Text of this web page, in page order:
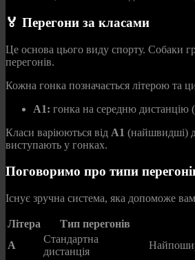
🏅 Перегони за класами
Це основа цього виду спорту. Собаки
перегонів.
Кожна гонка позначається літерою та
A1: гонка на середню дистанцію
Класи варіюються від A1 (найшвидші)
виступають у гонках.
Поговоримо про типи
Існує зручна система, яка допоможе
Літера Тип перегонів
A
Стандартна
дистанція